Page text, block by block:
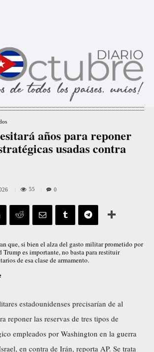
años para reponer
usadas contra
55 0
que, si bien el alza del gasto militar prometido por
es importante, no basta para restituir
de esa clase de armamento.
estadounidenses precisarían de al
reponer las reservas de tres tipos de
empleados por Washington en la guerra
en contra de Irán, reporta AP. Se trata